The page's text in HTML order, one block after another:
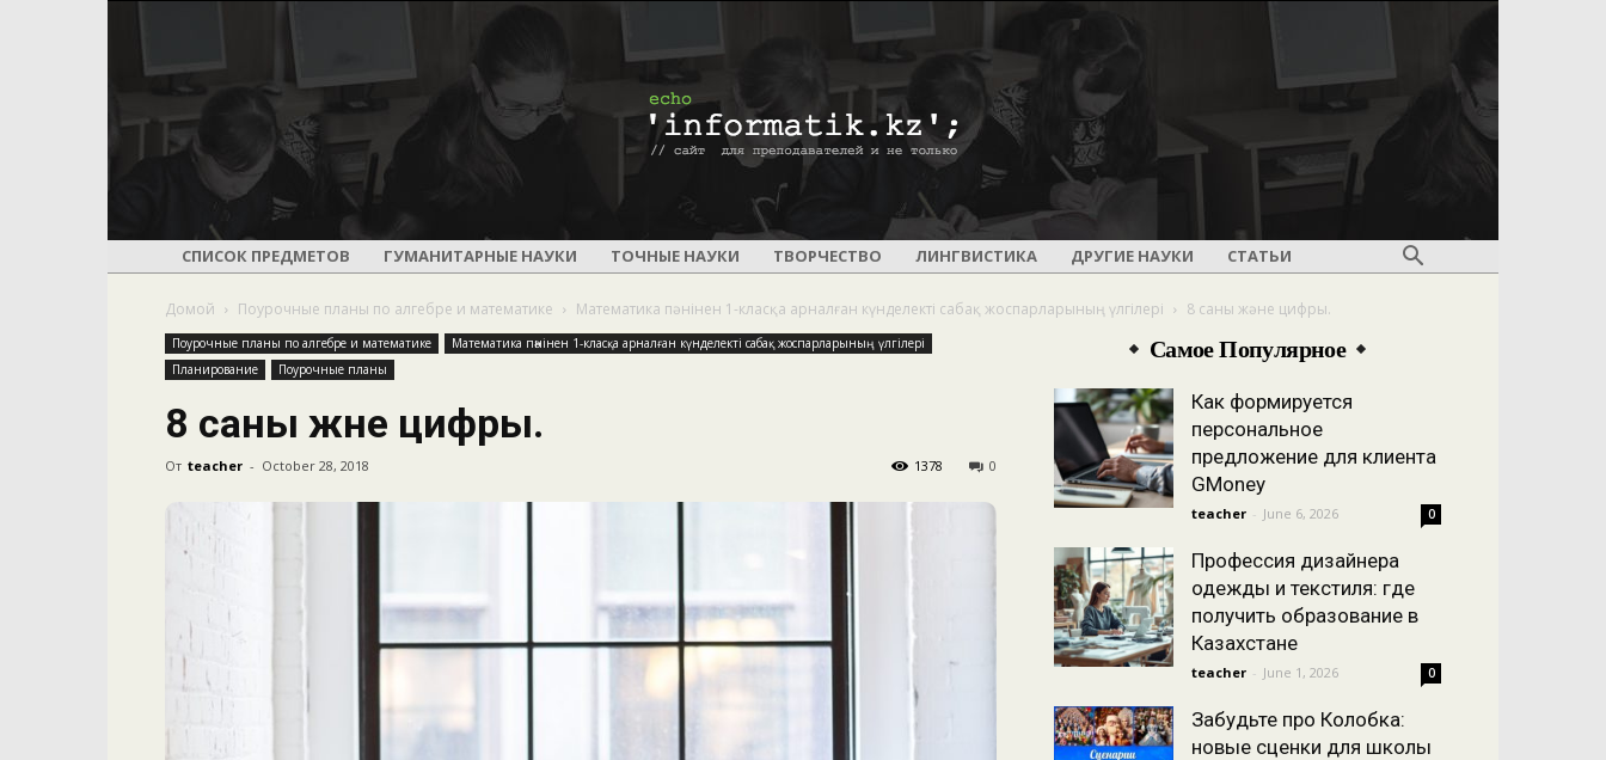
ПОУРОЧНОЕ
ПЛАНИРОВАНИЕ
СПИСОК ПРЕДМЕТОВ ГУМАНИТАРНЫЕ НАУКИ ТОЧНЫЕ НАУКИ ТВОРЧЕСТВО ЛИНГВИСТИКА ДРУГИЕ НАУКИ СТАТЬИ
Домой Поурочные планы по алгебре и математике Математика пәнінен 1-класқа арналған күнделекті сабақ жоспарларының үлгілері 8 саны және цифры.
Поурочные планы по алгебре и математике
Математика пәнінен 1-класқа арналған күнделекті сабақ жоспарларының үлгілері
Планирование
Поурочные планы
8 саны және цифры.
От teacher - October 28, 2018 0
1378
Самое Популярное
Как формируется
персональное
предложение для клиента
GMoney
teacher - June 6, 2026 0
Профессия дизайнера
одежды и текстиля: где
получить образование в
Казахстане
teacher - June 1, 2026 0
Забудьте про Колобка:
новые сценки для школы